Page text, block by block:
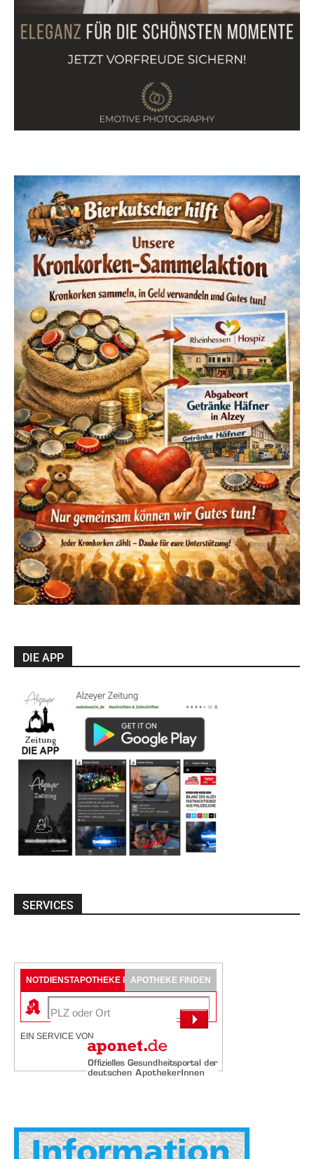
DIE APP
SERVICES
NOTDIENSTAPOTHEKE FINDENAPOTHEKE FINDEN
EIN SERVICE VON